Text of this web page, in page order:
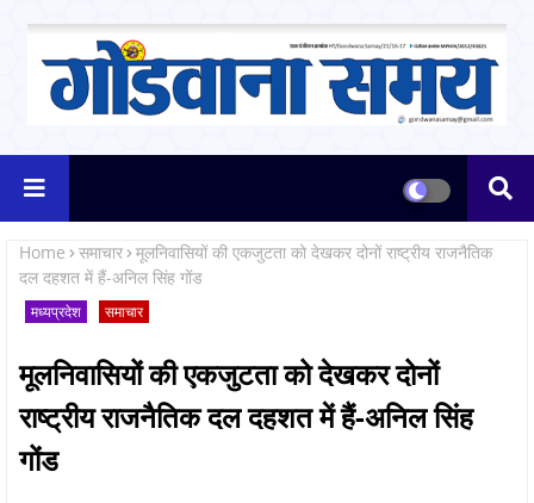
Home समाचार मूलनिवासियों की एकजुटता को देखकर दोनों राष्ट्रीय राजनैतिक
दल दहशत में हैं-अनिल सिंह गोंड
मध्यप्रदेश समाचार
मूलनिवासियों की एकजुटता को देखकर दोनों
राष्ट्रीय राजनैतिक दल दहशत में हैं-अनिल सिंह
गोंड